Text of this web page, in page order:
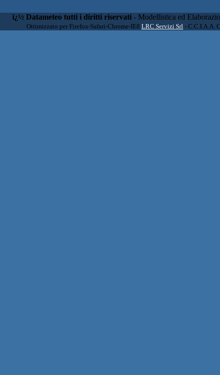
ï¿½ Datameteo tutti i diritti riservati - Modellistica ed
Ottimizzato per Firefox-Safari-Chrome-IE8 LRC Servizi Srl - C.C.I.A.A.